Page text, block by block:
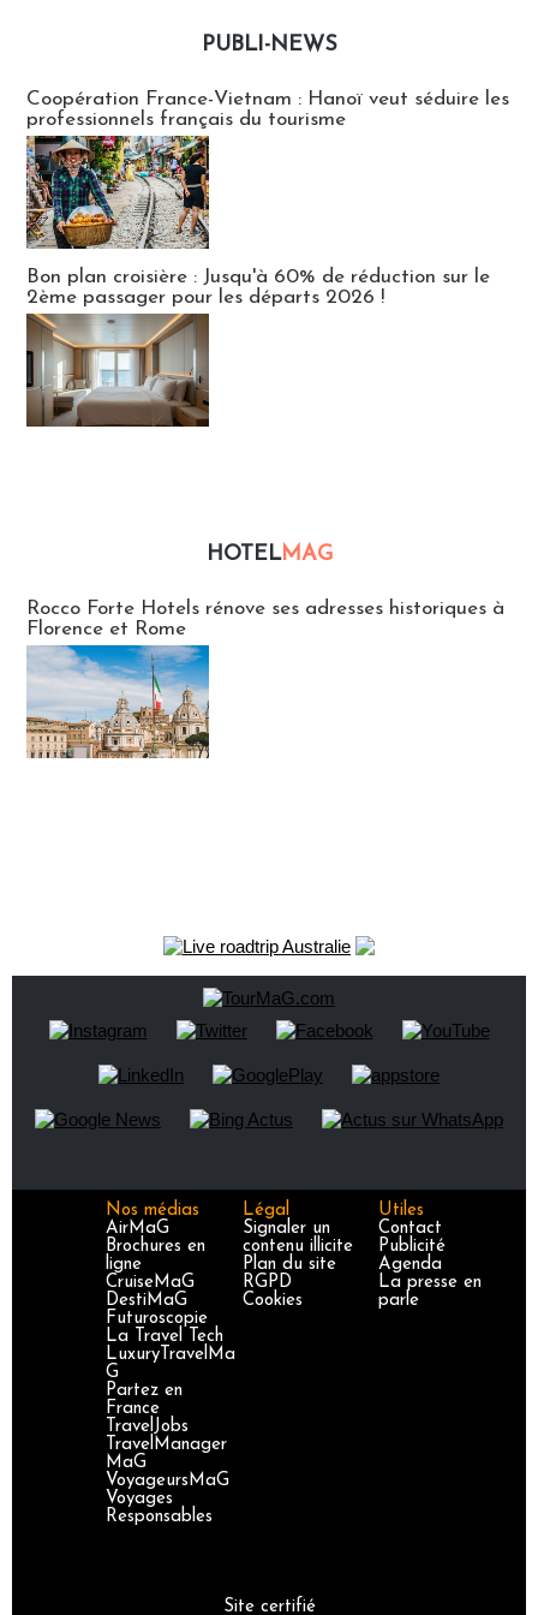
PUBLI-NEWS
Coopération France-Vietnam : Hanoï veut séduire les
professionnels français du tourisme
Bon plan croisière : Jusqu'à 60% de réduction sur le
2ème passager pour les départs 2026 !
HOTELMAG
Rocco Forte Hotels rénove ses adresses historiques à
Florence et Rome
Nos médias
AirMaG
Brochures en
ligne
CruiseMaG
DestiMaG
Futuroscopie
La Travel Tech
LuxuryTravelMa
G
Partez en
France
TravelJobs
TravelManager
MaG
VoyageursMaG
Voyages
Responsables
Légal
Signaler un
contenu illicite
Plan du site
RGPD
Cookies
Utiles
Contact
Publicité
Agenda
La presse en
parle
Site certifié